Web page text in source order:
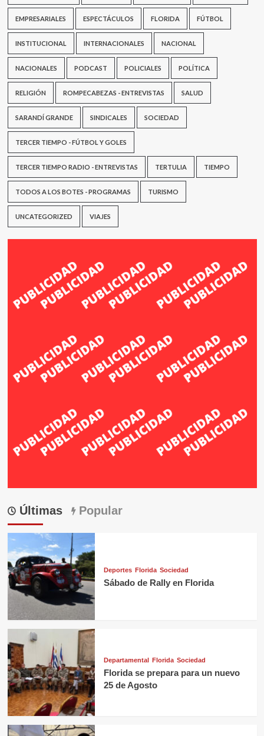
EMPRESARIALES ESPECTÁCULOS FLORIDA FÚTBOL
INSTITUCIONAL INTERNACIONALES NACIONAL
NACIONALES PODCAST POLICIALES POLÍTICA
RELIGIÓN ROMPECABEZAS - ENTREVISTAS SALUD
SARANDÍ GRANDE SINDICALES SOCIEDAD
TERCER TIEMPO - FÚTBOL Y GOLES
TERCER TIEMPO RADIO - ENTREVISTAS TERTULIA TIEMPO
TODOS A LOS BOTES - PROGRAMAS TURISMO
UNCATEGORIZED VIAJES
Últimas Popular
Deportes Florida Sociedad
Sábado de Rally en Florida
Departamental Florida Sociedad
Florida se prepara para un nuevo
25 de Agosto